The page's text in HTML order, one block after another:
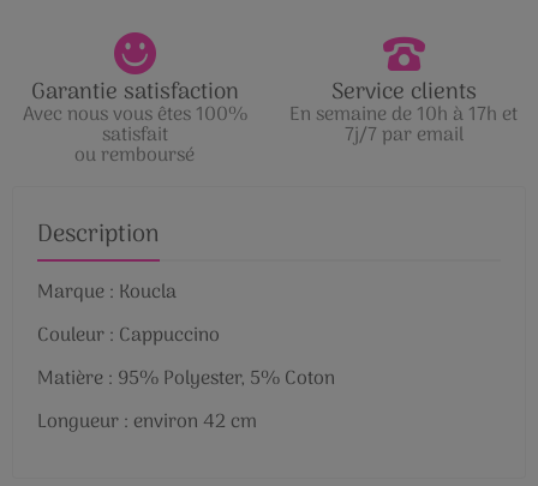
Garantie satisfaction
Avec nous vous êtes 100%
satisfait
ou remboursé
Service clients
En semaine de 10h à 17h et
7j/7 par email
Description
Marque : Koucla
Couleur : Cappuccino
Matière : 95% Polyester, 5% Coton
Longueur : environ 42 cm